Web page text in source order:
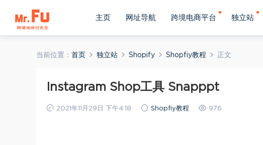
主页 网址导航 跨境电商平台 独立站
当前位置： 首页 独立站 Shopify Shopfiy教程 正文
Instagram Shop工具 Snapppt
2021年11月29日 下午4:18 Shopfiy教程 976